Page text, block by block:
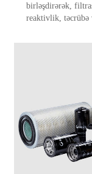
birləşdirərək,
reaktivlik, təcrübə